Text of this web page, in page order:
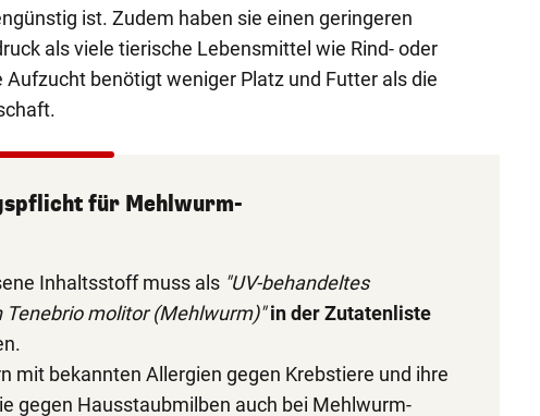
ist. Zudem haben sie einen geringeren
als viele tierische Lebensmittel wie Rind- oder
benötigt weniger Platz und Futter als die
für Mehlwurm-
Inhaltsstoff muss als "UV-behandeltes
Tenebrio molitor (Mehlwurm)" in der Zutatenliste
mit bekannten Allergien gegen Krebstiere und ihre
gegen Hausstaubmilben auch bei Mehlwurm-